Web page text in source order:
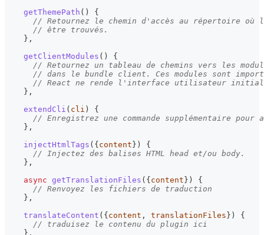
getThemePath ( )
{
// Retournez le chemin d'accès au répertoire où
// être trouvés.
} ,
getClientModules ( )
{
// Retournez un tableau de chemins vers les
// dans le bundle client. Ces modules sont
// React ne rende l'interface utilisateur
} ,
extendCli ( cli )
{
// Enregistrez une commande supplémentaire pour
} ,
injectHtmlTags ( { content } )
{
// Injectez des balises HTML head et/ou body.
} ,
async getTranslationFiles ( { content } )
{
// Renvoyez les fichiers de traduction
} ,
translateContent ( { content , translationFiles } )
{
// traduisez le contenu du plugin ici
} ,